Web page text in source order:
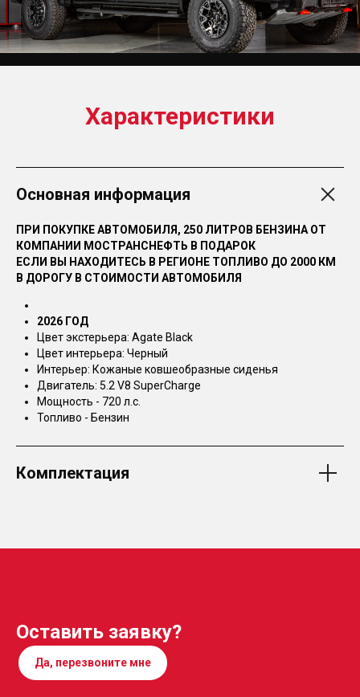
Характеристики
Основная информация
ПРИ ПОКУПКЕ АВТОМОБИЛЯ, 250 ЛИТРОВ БЕНЗИНА ОТ
КОМПАНИИ МОСТРАНСНЕФТЬ В ПОДАРОК
ЕСЛИ ВЫ НАХОДИТЕСЬ В РЕГИОНЕ ТОПЛИВО ДО 2000 КМ
В ДОРОГУ В СТОИМОСТИ АВТОМОБИЛЯ
2026 ГОД
Цвет экстерьера: Agate Black
Цвет интерьера: Черный
Интерьер: Кожаные ковшеобразные сиденья
Двигатель: 5.2 V8 SuperCharge
Мощность - 720 л.с.
Топливо - Бензин
Комплектация
Оставить заявку?
Да, перезвоните мне